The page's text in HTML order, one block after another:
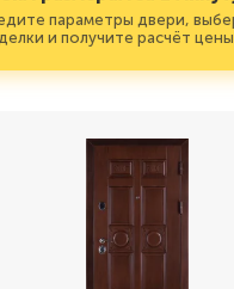
параметры двери,
и получите расчёт